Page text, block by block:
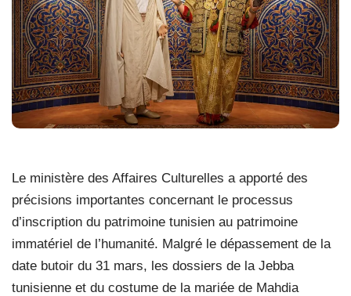
Le ministère des Affaires Culturelles a apporté des
précisions importantes concernant le processus
d’inscription du patrimoine tunisien au patrimoine
immatériel de l’humanité. Malgré le dépassement de la
date butoir du 31 mars, les dossiers de la Jebba
tunisienne et du costume de la mariée de Mahdia